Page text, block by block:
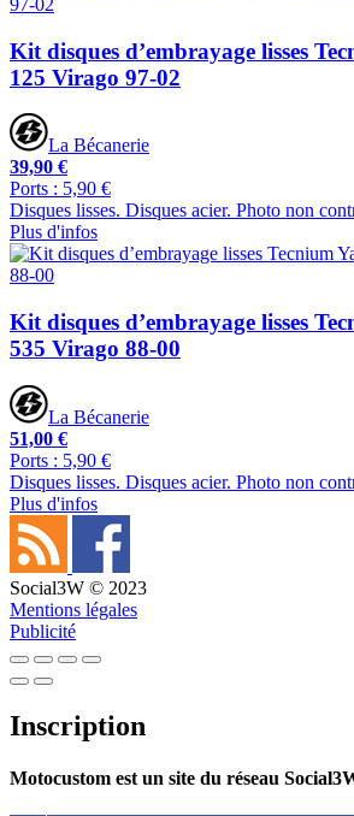
Kit disques d’embrayage lisses
125 Virago 97-02
La Bécanerie
39,90 €
Ports : 5,90 €
Disques lisses. Disques acier. Photo non
Plus d'infos
Kit disques d’embrayage lisses
535 Virago 88-00
La Bécanerie
51,00 €
Ports : 5,90 €
Disques lisses. Disques acier. Photo non
Plus d'infos
Social3W © 2023
Mentions légales
Publicité
Inscription
Motocustom est un site du réseau